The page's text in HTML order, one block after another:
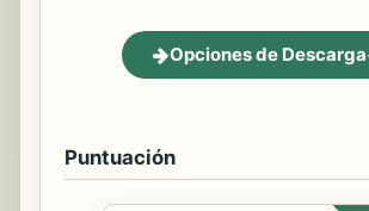
Opciones de Descarga
Puntuación